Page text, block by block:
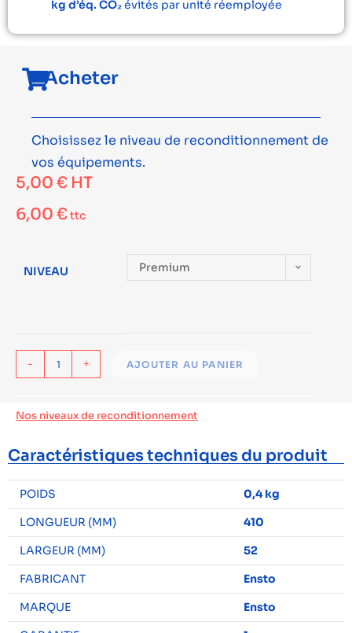
kg d’éq. CO₂évités par unité réemployée
Acheter
Choisissez le niveau de reconditionnement de
vos équipements.
5,00 € HT
6,00 €ttc
NIVEAU Premium
- + AJOUTER AU PANIER
Nos niveaux de reconditionnement
Caractéristiques techniques du produit
POIDS
0,4 kg
LONGUEUR (MM)
410
LARGEUR (MM)
52
FABRICANT
Ensto
MARQUE
Ensto